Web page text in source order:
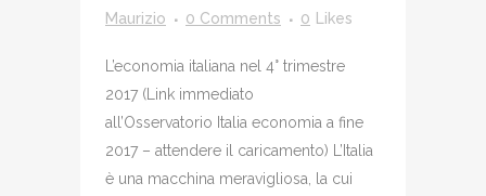
Maurizio
0 Comments 0 Likes
L’economia italiana nel 4° trimestre
2017 (Link immediato
all’Osservatorio Italia economia a fine
2017 – attendere il caricamento) L’Italia
è una macchina meravigliosa, la cui